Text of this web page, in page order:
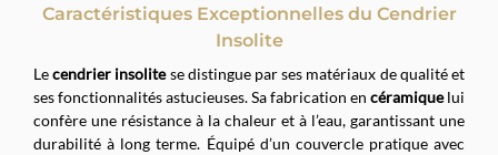
Caractéristiques Exceptionnelles du Cendrier
Insolite
Lecendrier insolitese distingue par ses matériaux de qualité et
ses fonctionnalités astucieuses. Sa fabrication en céramiquelui
confère une résistance à la chaleur et à l’eau, garantissant une
durabilité à long terme. Équipé d’un couvercle pratique avec